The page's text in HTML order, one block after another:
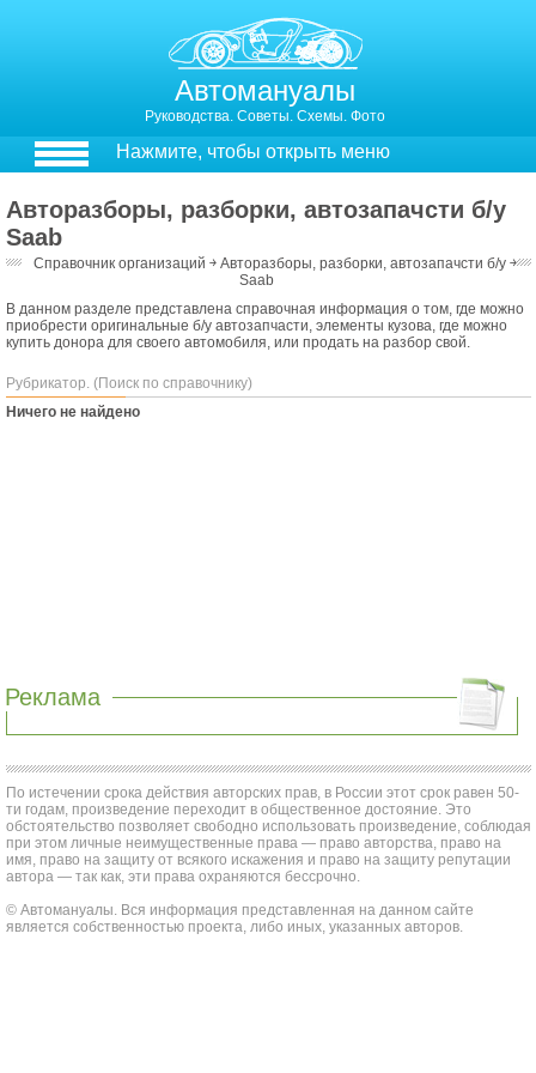
Автомануалы
Руководства. Советы. Схемы. Фото
Нажмите, чтобы открыть меню
Авторазборы, разборки, автозапачсти б/у
Saab
Справочник организаций ￫Авторазборы, разборки, автозапачсти б/у ￫
Saab
В данном разделе представлена справочная информация о том, где можно
приобрести оригинальные б/у автозапчасти, элементы кузова, где можно
купить донора для своего автомобиля, или продать на разбор свой.
Рубрикатор. (Поиск по справочнику)
Ничего не найдено
Реклама
По истечении срока действия авторских прав, в России этот срок равен 50-
ти годам, произведение переходит в общественное достояние. Это
обстоятельство позволяет свободно использовать произведение, соблюдая
при этом личные неимущественные права — право авторства, право на
имя, право на защиту от всякого искажения и право на защиту репутации
автора — так как, эти права охраняются бессрочно.
© Автомануалы. Вся информация представленная на данном сайте
является собственностью проекта, либо иных, указанных авторов.